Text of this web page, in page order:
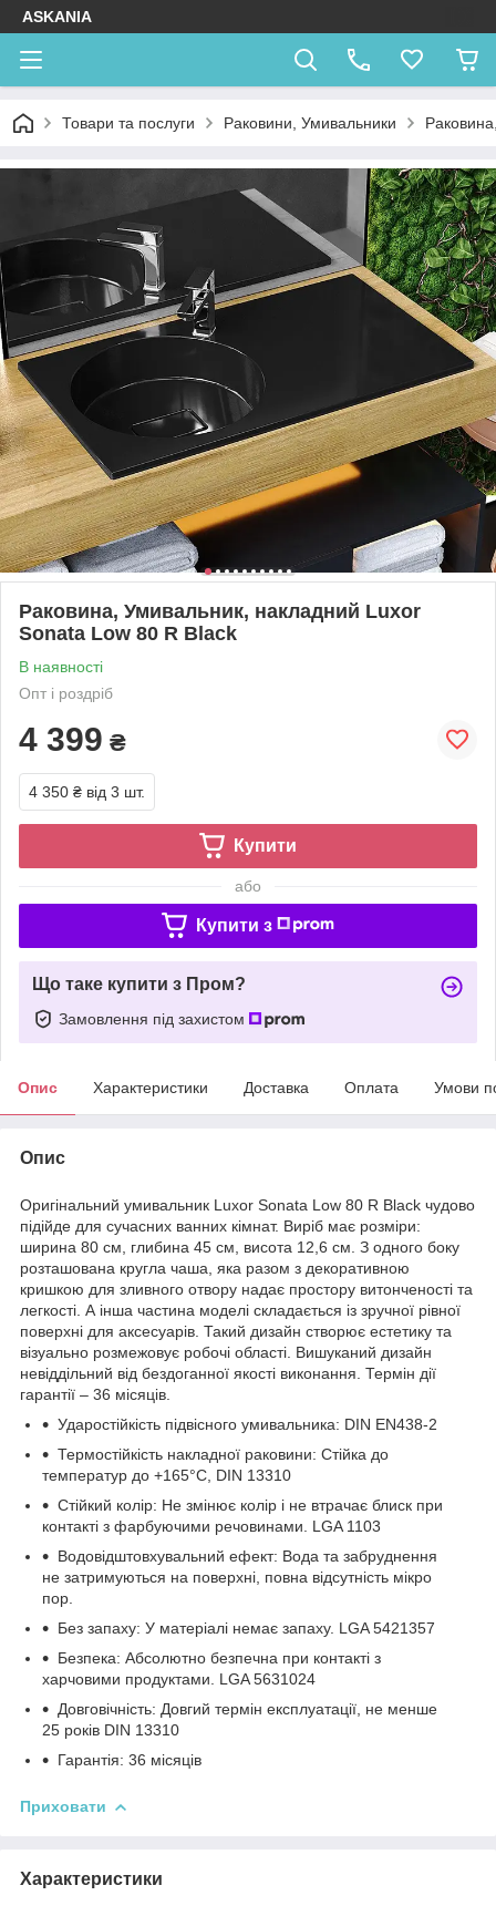
ASKANIA
Товари та послуги Раковини, Умивальники
Раковина, Умивальник, накладний Luxor
Sonata Low 80 R Black
В наявності
Опт і роздріб
4 399 ₴
4 350 ₴ від 3 шт.
Купити
або
Купити з
Що таке купити з Пром?
Замовлення під захистом
Опис Характеристики Доставка Оплата Умови
Опис
Оригінальний умивальник Luxor Sonata Low 80 R Black чудово
підійде для сучасних ванних кімнат. Виріб має розміри:
ширина 80 см, глибина 45 см, висота 12,6 см. З одного боку
розташована кругла чаша, яка разом з декоративною
кришкою для зливного отвору надає простору витонченості та
легкості. А інша частина моделі складається із зручної рівної
поверхні для аксесуарів. Такий дизайн створює естетику та
візуально розмежовує робочі області. Вишуканий дизайн
невіддільний від бездоганної якості виконання. Термін дії
гарантії – 36 місяців.
Ударостійкість підвісного умивальника: DIN EN438-2
Термостійкість накладної раковини: Стійка до
температур до +165°C, DIN 13310
Стійкий колір: Не змінює колір і не втрачає блиск при
контакті з фарбуючими речовинами. LGA 1103
Водовідштовхувальний ефект: Вода та забруднення
не затримуються на поверхні, повна відсутність мікро
пор.
Без запаху: У матеріалі немає запаху. LGA 5421357
Безпека: Абсолютно безпечна при контакті з
харчовими продуктами. LGA 5631024
Довговічність: Довгий термін експлуатації, не менше
25 років DIN 13310
Гарантія: 36 місяців
Приховати
Характеристики